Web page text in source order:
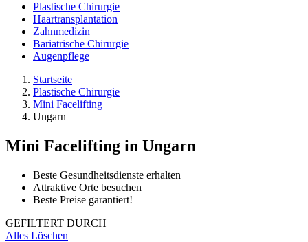
Plastische Chirurgie
Haartransplantation
Zahnmedizin
Bariatrische Chirurgie
Augenpflege
Startseite
Plastische Chirurgie
Mini Facelifting
Ungarn
Mini Facelifting in Ungarn
Beste Gesundheitsdienste erhalten
Attraktive Orte besuchen
Beste Preise garantiert!
GEFILTERT DURCH
Alles Löschen